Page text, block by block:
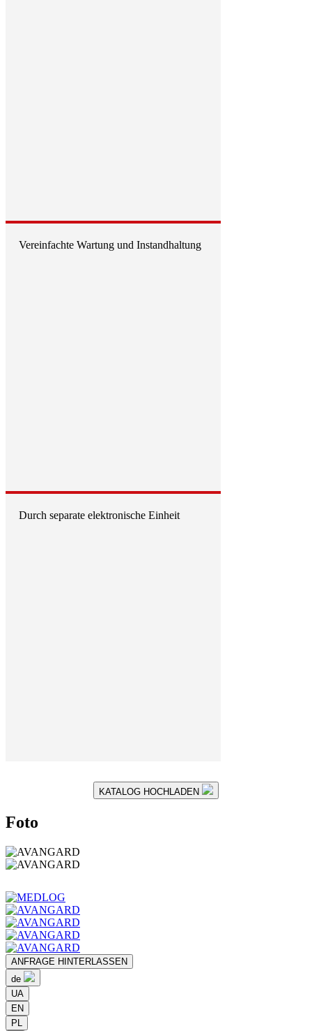
Vereinfachte Wartung und Instandhaltung
Durch separate elektronische Einheit
KATALOG HOCHLADEN
Foto
ANFRAGE HINTERLASSEN
de
UA
EN
PL